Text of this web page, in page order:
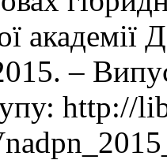
академії
–
http://